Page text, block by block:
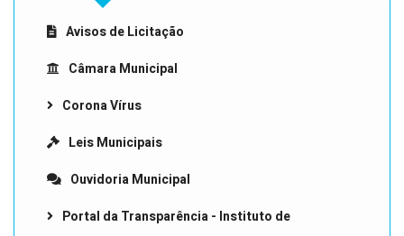
Avisos de Licitação
Câmara Municipal
Corona Vírus
Leis Municipais
Ouvidoria Municipal
Portal da Transparência - Instituto de